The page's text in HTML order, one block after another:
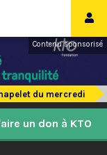
Contenu sponsorisé
du mercredi
un don à KTO